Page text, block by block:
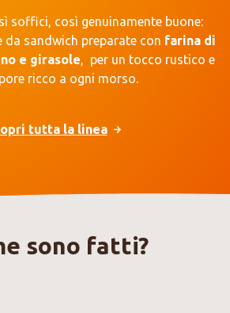
soffici, così genuinamente buone:
sandwich preparate con farina di
e girasole, per un tocco rustico e
ricco a ogni morso.
tutta la linea
sono fatti?